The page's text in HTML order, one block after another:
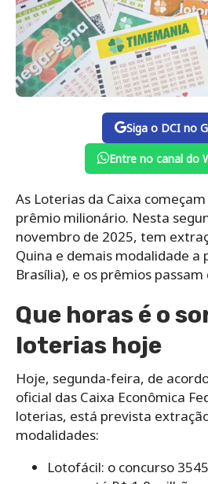
Siga o DCI no
Entre no canal do
As Loterias da Caixa
prêmio milionário. Nesta
novembro de 2025, tem
Quina e demais modalidade a
Brasília), e os prêmios passam
Que horas é o
loterias hoje
Hoje, segunda-feira, de
oficial das Caixa Econômica
loterias, está prevista
modalidades:
Lotofácil: o concurso